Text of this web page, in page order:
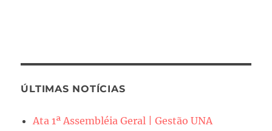
ÚLTIMAS NOTÍCIAS
Ata 1ª Assembléia Geral | Gestão UNA